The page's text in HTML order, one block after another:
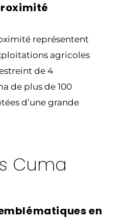
représentent
agricoles
de 4
de plus de 100
d’une grande
Cuma
en